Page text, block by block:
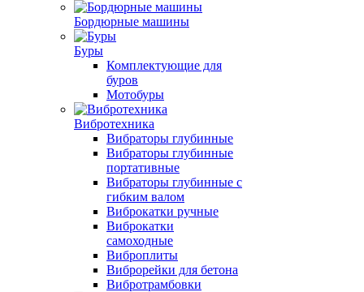
Бордюрные машины
Буры
Комплектующие для
буров
Мотобуры
Вибротехника
Вибраторы глубинные
Вибраторы глубинные
портативные
Вибраторы глубинные с
гибким валом
Виброкатки ручные
Виброкатки
самоходные
Виброплиты
Виброрейки для бетона
Вибротрамбовки